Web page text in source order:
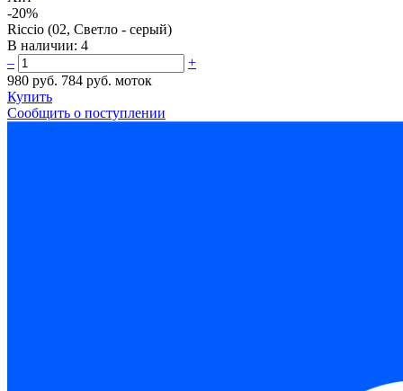
-20%
Riccio (02, Светло - серый)
В наличии: 4
–
+
980 руб. 784 руб. моток
Купить
Сообщить о поступлении